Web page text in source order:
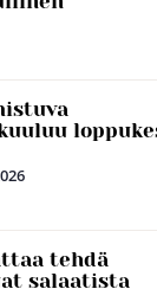
tehdä
salaatista